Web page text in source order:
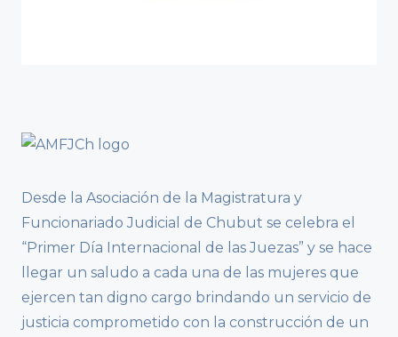
Desde la Asociación de la Magistratura y
Funcionariado Judicial de Chubut se celebra el
“Primer Día Internacional de las Juezas” y se hace
llegar un saludo a cada una de las mujeres que
ejercen tan digno cargo brindando un servicio de
justicia comprometido con la construcción de un